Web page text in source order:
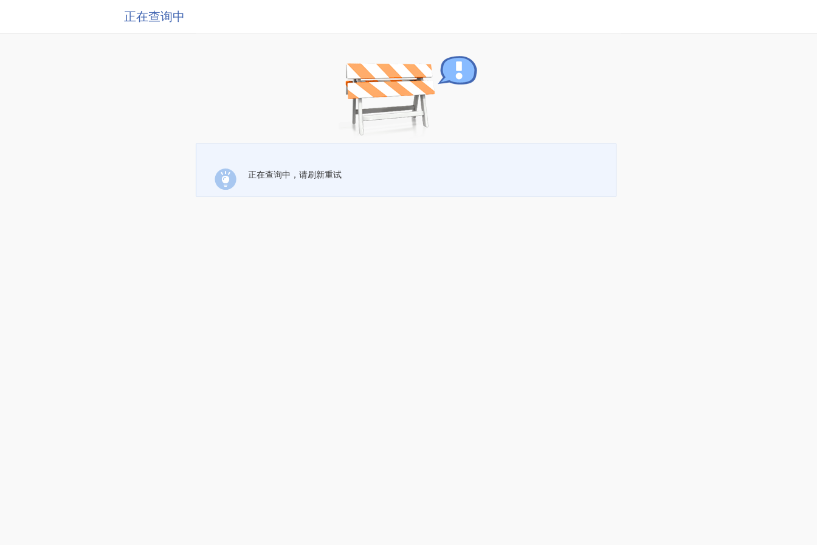
正在查询中
正在查询中，请刷新重试